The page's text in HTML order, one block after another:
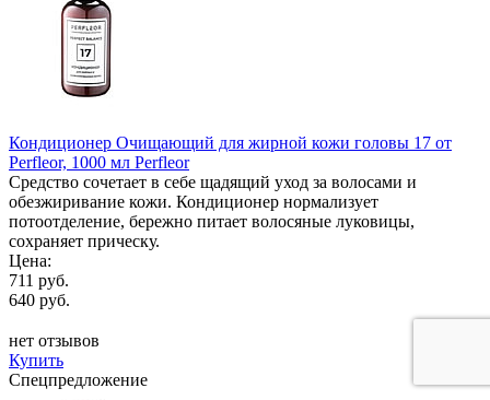
Кондиционер Очищающий для жирной кожи головы 17 от
Perfleor, 1000 мл Perfleor
Средство сочетает в себе щадящий уход за волосами и
обезжиривание кожи. Кондиционер нормализует
потоотделение, бережно питает волосяные луковицы,
сохраняет прическу.
Цена:
711 руб.
640 руб.
нет отзывов
Купить
Спецпредложение